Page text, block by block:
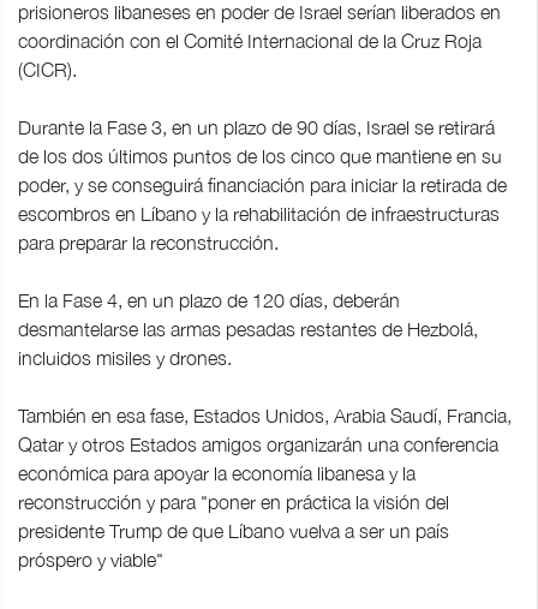
prisioneros libaneses en poder de Israel serían liberados en
coordinación con el Comité Internacional de la Cruz Roja
(CICR).
Durante la Fase 3, en un plazo de 90 días, Israel se retirará
de los dos últimos puntos de los cinco que mantiene en su
poder, y se conseguirá financiación para iniciar la retirada de
escombros en Líbano y la rehabilitación de infraestructuras
para preparar la reconstrucción.
En la Fase 4, en un plazo de 120 días, deberán
desmantelarse las armas pesadas restantes de Hezbolá,
incluidos misiles y drones.
También en esa fase, Estados Unidos, Arabia Saudí, Francia,
Qatar y otros Estados amigos organizarán una conferencia
económica para apoyar la economía libanesa y la
reconstrucción y para "poner en práctica la visión del
presidente Trump de que Líbano vuelva a ser un país
próspero y viable"